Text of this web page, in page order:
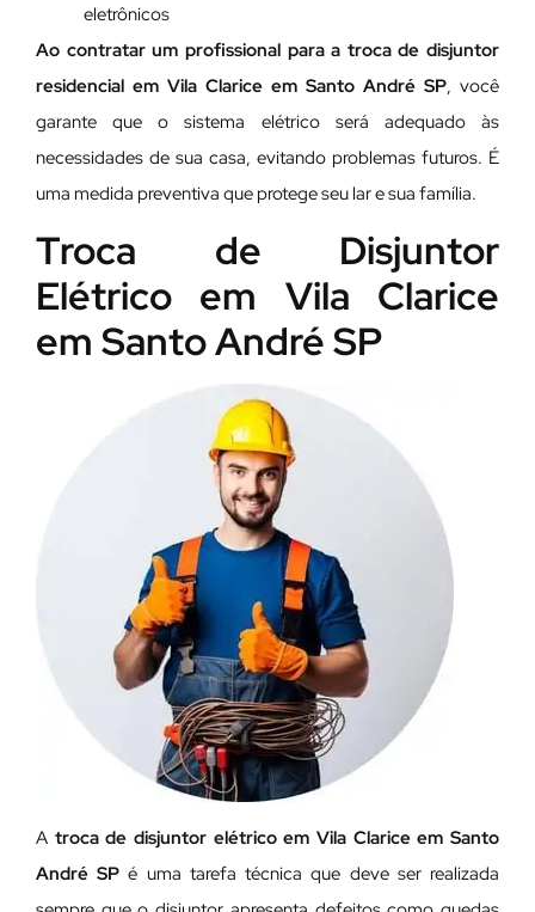
eletrônicos
Ao contratar um profissional para a troca de disjuntor
residencial em Vila Clarice em Santo André SP, você
garante que o sistema elétrico será adequado às
necessidades de sua casa, evitando problemas futuros. É
uma medida preventiva que protege seu lar e sua família.
Troca de Disjuntor
Elétrico em Vila Clarice
em Santo André SP
A troca de disjuntor elétrico em Vila Clarice em Santo
André SP é uma tarefa técnica que deve ser realizada